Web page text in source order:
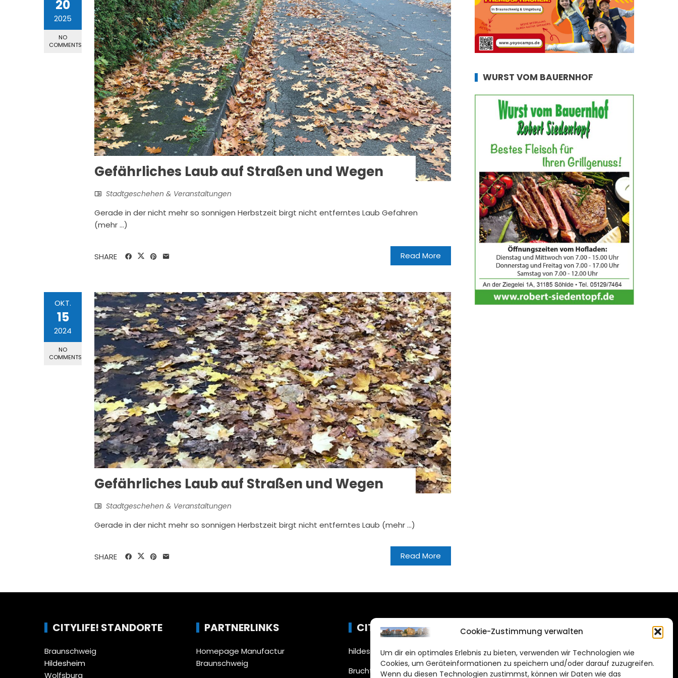
Cookie-Zustimmung verwalten
Um dir ein optimales Erlebnis zu bieten, verwenden wir Technologien wie
Cookies, um Geräteinformationen zu speichern und/oder darauf zuzugreifen.
Wenn du diesen Technologien zustimmst, können wir Daten wie das
20
2025
NO
COMMENTS
Gefährliches Laub auf Straßen und Wegen
Stadtgeschehen & Veranstaltungen
Gerade in der nicht mehr so sonnigen Herbstzeit birgt nicht entferntes Laub Gefahren
(mehr …)
Read More
SHARE
OKT.
15
2024
NO
COMMENTS
Gefährliches Laub auf Straßen und Wegen
Stadtgeschehen & Veranstaltungen
Gerade in der nicht mehr so sonnigen Herbstzeit birgt nicht entferntes Laub (mehr …)
Read More
SHARE
WURST VOM BAUERNHOF
CITYLIFE! STANDORTE
Braunschweig
Hildesheim
Wolfsburg
PARTNERLINKS
Homepage Manufactur
Braunschweig
CITYLIFE!
hildesheim@citylifemedien.de
Bruchtorwall 12
DAS STADTMAGAZIN
FÜR HILDESHEIM
Impressum
Datenschutzerklärung